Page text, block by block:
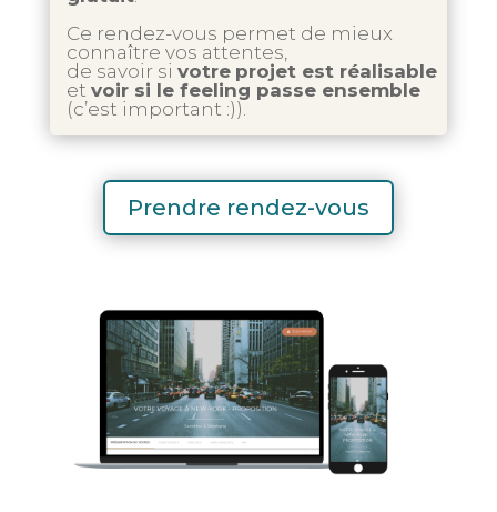
Ce rendez-vous permet de mieux
connaître vos attentes,
de savoir si votre projet est réalisable
et voir si le feeling passe ensemble
(c’est important :)).
Prendre rendez-vous